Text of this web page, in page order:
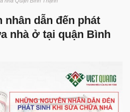
nhân dẫn đến phát
nhà ở tại quận Bình